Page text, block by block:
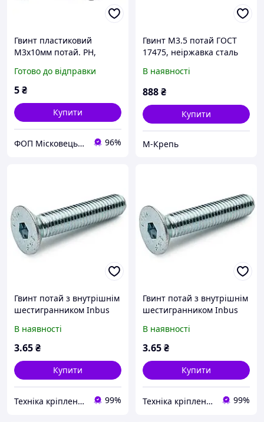
Гвинт пластиковий
М3х10мм потай. PH,
Готово до відправки
5₴
Купити
ФОП Місковець О.Г. 96%
Гвинт М3.5 потай ГОСТ
17475, неіржавка сталь
В наявності
888₴
Купити
М-Крепь
Гвинт потай з внутрішнім
шестигранником Inbus
цинк
В наявності
3.65₴
Купити
Техніка кріплення "Метрекс Київ" 99%
Гвинт потай з внутрішнім
шестигранником Inbus
цинк
В наявності
3.65₴
Купити
Техніка кріплення "Метрекс Київ" 99%